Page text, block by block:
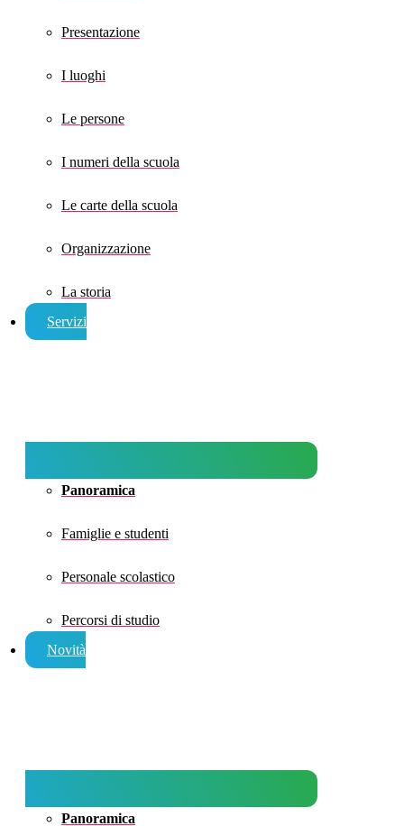
Presentazione
I luoghi
Le persone
I numeri della scuola
Le carte della scuola
Organizzazione
La storia
Servizi
Panoramica
Famiglie e studenti
Personale scolastico
Percorsi di studio
Novità
Panoramica